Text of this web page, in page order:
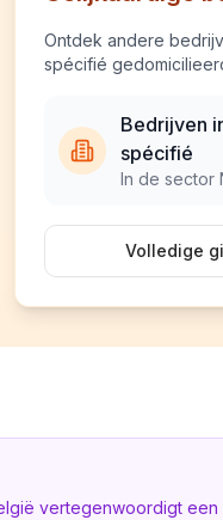
Ontdek andere
spécifié
Bedrijven
spécifié
In de sector
Volledige
vertegenwoordigt een